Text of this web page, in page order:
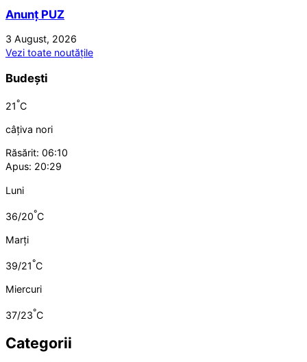
Anunț PUZ
3 August, 2026
Vezi toate noutățile
Budești
21°C
câțiva nori
Răsărit: 06:10
Apus: 20:29
Luni
36/20°C
Marți
39/21°C
Miercuri
37/23°C
Categorii